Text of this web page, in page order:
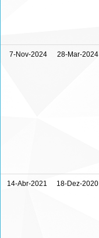
7-Nov-2024 28-Mar-2024
14-Abr-2021 18-Dez-2020